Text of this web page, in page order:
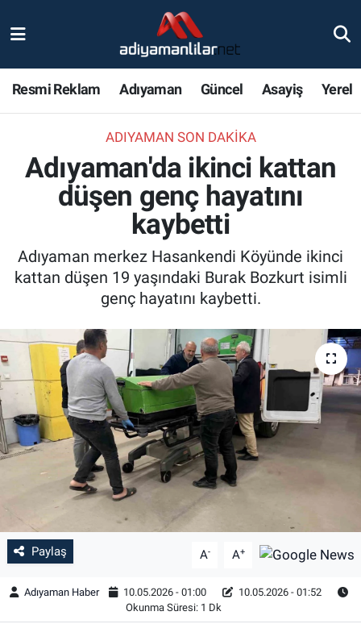
Resmi Reklam Adıyaman Güncel Asayiş Yerel
ADIYAMAN SON DAKIKA
Adıyaman'da ikinci kattan
düşen genç hayatını
kaybetti
Adıyaman merkez Hasankendi Köyünde ikinci
kattan düşen 19 yaşındaki Burak Bozkurt isimli
genç hayatını kaybetti.
Paylaş A- A+
Adıyaman Haber 10.05.2026 - 01:00
10.05.2026 - 01:52
Okunma Süresi: 1 Dk
Röportajlar
Magazin
Bölge Haberleri
Gündem
Sağlık
Özel Haber
Kültür Sanat
Eğitim
Ekonomi
Yaşam
Çevre
Nöbetçi Eczaneler
Adiyaman Namaz Vakitleri
Trafik Durumu
Süper Lig Puan Durumu ve Fikstür
Tüm Manşetler
Son Dakika Haberleri
Haber Arşivi